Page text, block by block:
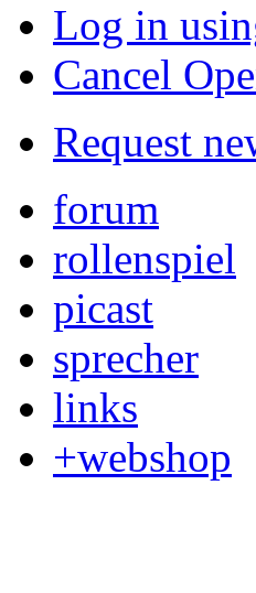
Log in
Cancel
Request
forum
rollenspiel
picast
sprecher
links
+webshop